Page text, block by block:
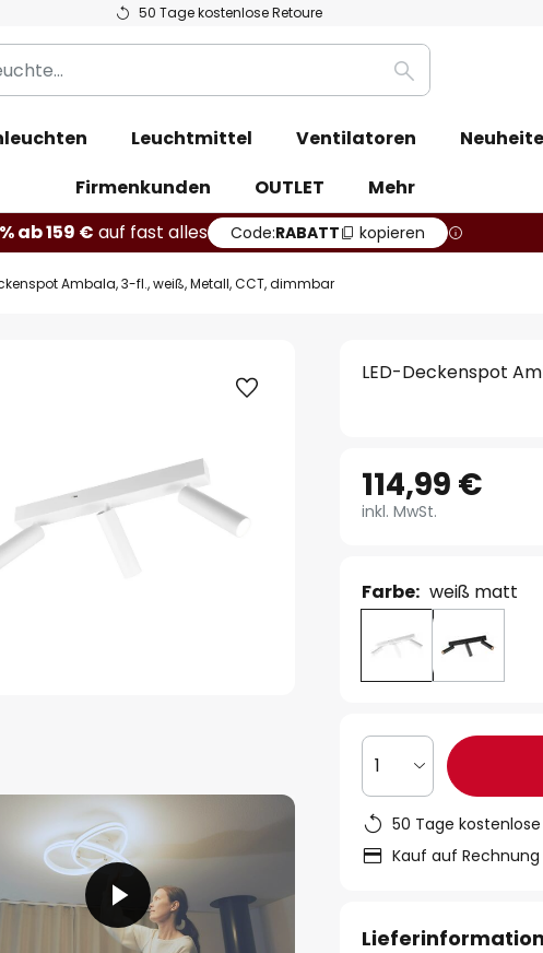
50 Tage kostenlose Retoure
Suche
Leuchtmittel Ventilatoren
Firmenkunden
OUTLET
Mehr
ab 159 € auf fast alles Code:RABATT kopieren
Ambala, 3-fl., weiß, Metall, CCT, dimmbar
LED-Deckenspot
114,99 €
inkl. MwSt.
Farbe: weiß matt
1
50 Tage
Kauf auf Rechnung